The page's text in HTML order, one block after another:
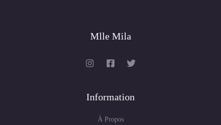
Mlle Mila
Information
À Propos